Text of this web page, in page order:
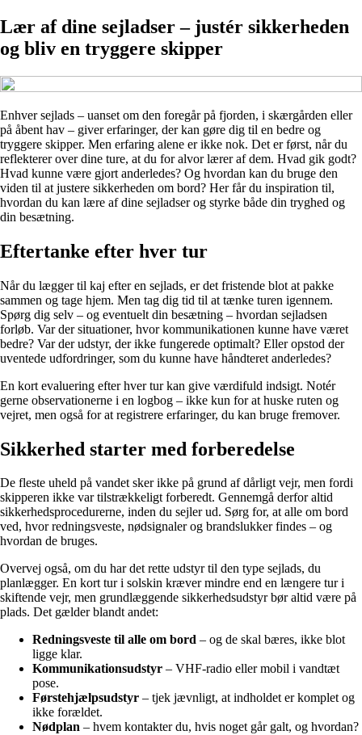
Lær af dine sejladser – justér sikkerheden
og bliv en tryggere skipper
Enhver sejlads – uanset om den foregår på fjorden, i skærgården eller
på åbent hav – giver erfaringer, der kan gøre dig til en bedre og
tryggere skipper. Men erfaring alene er ikke nok. Det er først, når du
reflekterer over dine ture, at du for alvor lærer af dem. Hvad gik godt?
Hvad kunne være gjort anderledes? Og hvordan kan du bruge den
viden til at justere sikkerheden om bord? Her får du inspiration til,
hvordan du kan lære af dine sejladser og styrke både din tryghed og
din besætning.
Eftertanke efter hver tur
Når du lægger til kaj efter en sejlads, er det fristende blot at pakke
sammen og tage hjem. Men tag dig tid til at tænke turen igennem.
Spørg dig selv – og eventuelt din besætning – hvordan sejladsen
forløb. Var der situationer, hvor kommunikationen kunne have været
bedre? Var der udstyr, der ikke fungerede optimalt? Eller opstod der
uventede udfordringer, som du kunne have håndteret anderledes?
En kort evaluering efter hver tur kan give værdifuld indsigt. Notér
gerne observationerne i en logbog – ikke kun for at huske ruten og
vejret, men også for at registrere erfaringer, du kan bruge fremover.
Sikkerhed starter med forberedelse
De fleste uheld på vandet sker ikke på grund af dårligt vejr, men fordi
skipperen ikke var tilstrækkeligt forberedt. Gennemgå derfor altid
sikkerhedsprocedurerne, inden du sejler ud. Sørg for, at alle om bord
ved, hvor redningsveste, nødsignaler og brandslukker findes – og
hvordan de bruges.
Overvej også, om du har det rette udstyr til den type sejlads, du
planlægger. En kort tur i solskin kræver mindre end en længere tur i
skiftende vejr, men grundlæggende sikkerhedsudstyr bør altid være på
plads. Det gælder blandt andet:
Redningsveste til alle om bord – og de skal bæres, ikke blot
ligge klar.
Kommunikationsudstyr – VHF-radio eller mobil i vandtæt
pose.
Førstehjælpsudstyr – tjek jævnligt, at indholdet er komplet og
ikke forældet.
Nødplan – hvem kontakter du, hvis noget går galt, og hvordan?